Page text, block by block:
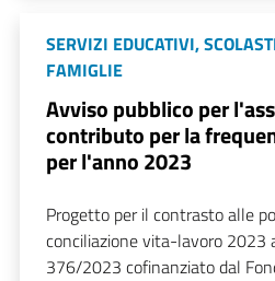
SERVIZI EDUCATIVI,
FAMIGLIE
Avviso pubblico per
contributo per la
per l'anno 2023
Progetto per il contrasto alle
conciliazione vita-lavoro 2023
376/2023 cofinanziato dal